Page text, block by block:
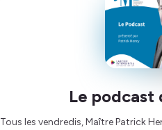
Le podcast
Tous les vendredis, Maître Patrick